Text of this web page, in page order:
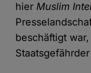
hier Muslim
beschäftigt